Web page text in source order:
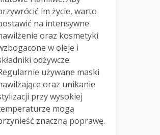
im życie, warto
na intensywne
oraz kosmetyki
w oleje i
odżywcze.
używane maski
oraz unikanie
przy wysokiej
mogą
znaczną poprawę.